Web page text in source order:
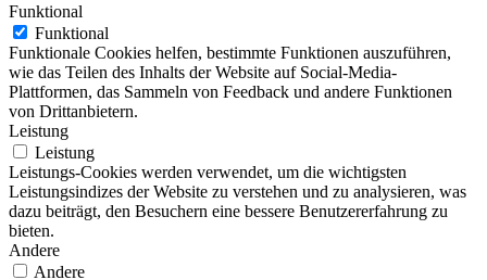
Funktional
Funktional
Funktionale Cookies helfen, bestimmte Funktionen auszuführen,
wie das Teilen des Inhalts der Website auf Social-Media-
Plattformen, das Sammeln von Feedback und andere Funktionen
von Drittanbietern.
Leistung
Leistung
Leistungs-Cookies werden verwendet, um die wichtigsten
Leistungsindizes der Website zu verstehen und zu analysieren, was
dazu beiträgt, den Besuchern eine bessere Benutzererfahrung zu
bieten.
Andere
Andere